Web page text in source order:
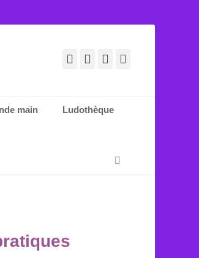
FacebookYouTube
main Ludothèque